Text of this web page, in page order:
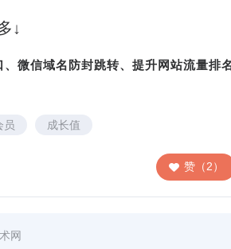
↓
、微信域名防封跳转、提升网站流量排
员 成长值
赞（2）
网